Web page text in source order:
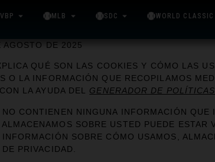
MLB SDC WORLD CLASSIC
DE 2025
QUÉ SON LAS COOKIES Y CÓMO LAS
O LA INFORMACIÓN QUE RECOPILAMOS
LA AYUDA DEL GENERADOR DE
CONTIENEN NINGUNA INFORMACIÓN
SOBRE USTED PUEDE
SOBRE CÓMO USAMOS,
PRIVACIDAD.